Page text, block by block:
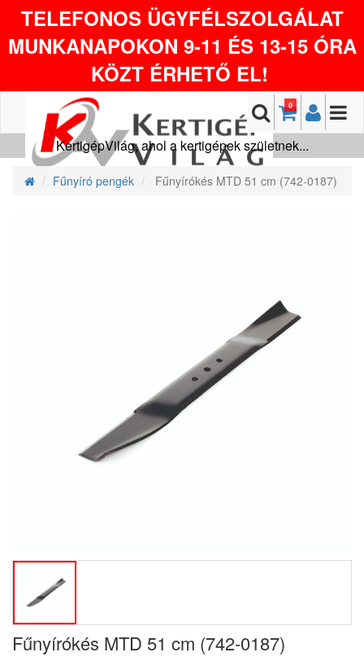
TELEFONOS ÜGYFÉLSZOLGÁLAT
MUNKANAPOKON 9-11 ÉS 13-15 ÓRA
KÖZT ÉRHETŐ EL!
0
KertigépVilág, ahol a kertigépek születnek...
Fűnyíró pengék Fűnyírókés MTD 51 cm (742-0187)
Fűnyírókés MTD 51 cm (742-0187)